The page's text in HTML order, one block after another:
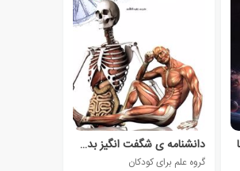
دانشنامه ی شگفت انگیز بدن انسان
گروه علم برای کودکان